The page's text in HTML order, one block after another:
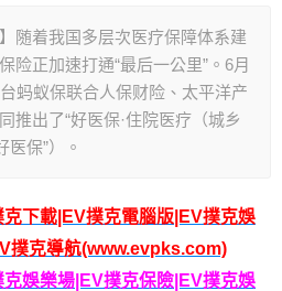
着我国多层次医疗保障体系建
险正加速打通“最后一公里”。6月
蚂蚁保联合人保财险、太平洋产
推出了“好医保·住院医疗（城乡
医保”）。
下載|EV撲克電腦版|EV撲克娛
克導航(www.evpks.com)
娛樂場|EV撲克保險|EV撲克娛